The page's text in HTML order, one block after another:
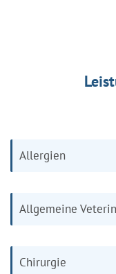
Allergien
Allgemeine
Chirurgie